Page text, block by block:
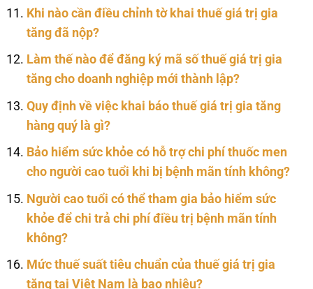
Khi nào cần điều chỉnh tờ khai thuế giá trị gia
tăng đã nộp?
Làm thế nào để đăng ký mã số thuế giá trị gia
tăng cho doanh nghiệp mới thành lập?
Quy định về việc khai báo thuế giá trị gia tăng
hàng quý là gì?
Bảo hiểm sức khỏe có hỗ trợ chi phí thuốc men
cho người cao tuổi khi bị bệnh mãn tính không?
Người cao tuổi có thể tham gia bảo hiểm sức
khỏe để chi trả chi phí điều trị bệnh mãn tính
không?
Mức thuế suất tiêu chuẩn của thuế giá trị gia
tăng tại Việt Nam là bao nhiêu?